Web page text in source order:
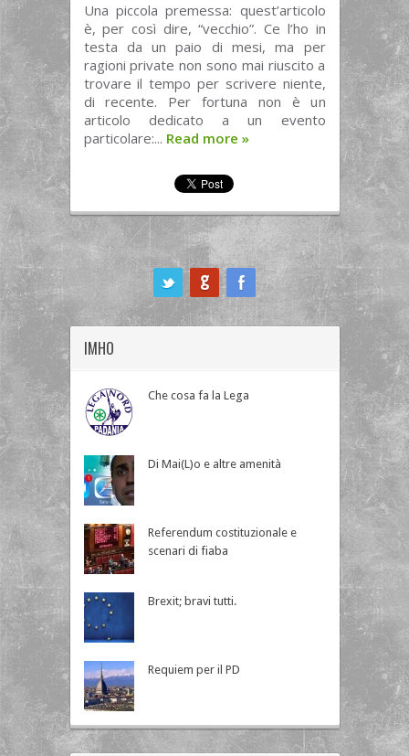
Una piccola premessa: quest’articolo
è, per così dire, “vecchio”. Ce l’ho in
testa da un paio di mesi, ma per
ragioni private non sono mai riuscito a
trovare il tempo per scrivere niente,
di recente. Per fortuna non è un
articolo dedicato a un evento
particolare:... Read more »
IMHO
Che cosa fa la Lega
Di Mai(L)o e altre amenità
Referendum costituzionale e
scenari di fiaba
Brexit; bravi tutti.
Requiem per il PD